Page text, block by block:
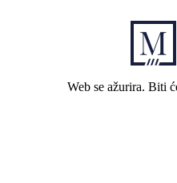
Web se ažurira. Biti